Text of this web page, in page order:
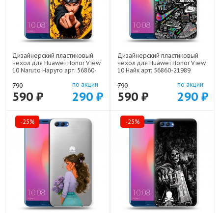
Дизайнерский пластиковый
чехол для Huawei Honor View
10 Naruto Наруто арт: 56860-
790
590 ₽
по акции
290 ₽
Дизайнерский пластиковый
чехол для Huawei Honor View
10 Найк арт: 56860-21989
790
590 ₽
по акции
290 ₽
-25% -25%